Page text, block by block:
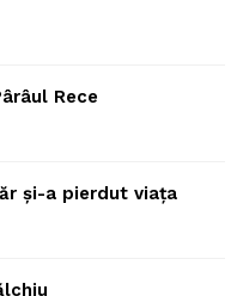
Rece
și-a pierdut viața